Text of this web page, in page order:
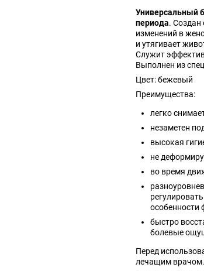
Универсальный
периода. Создан
изменений в
и утягивает
Служит
Выполнен из
Цвет: бежевый
Преимущества:
легко
незаметен
высокая
не
во время
особенности
быстро
болевые
Перед
лечащим врачом.